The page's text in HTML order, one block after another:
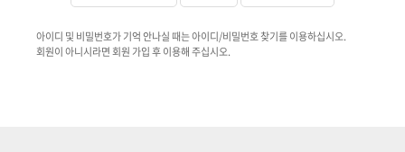
아이디 및 비밀번호가 기억 안나실 때는 아이디/비밀번호 찾기를 이용하십시오.
회원이 아니시라면 회원 가입 후 이용해 주십시오.